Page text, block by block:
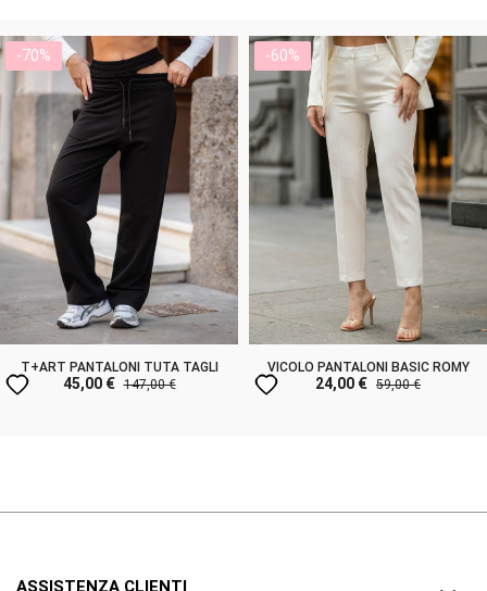
-70%
T+ART PANTALONI TUTA TAGLI
45,00 € 147,00 €
favorite
-60%
VICOLO PANTALONI BASIC ROMY
24,00 € 59,00 €
favorite
ASSISTENZA CLIENTI